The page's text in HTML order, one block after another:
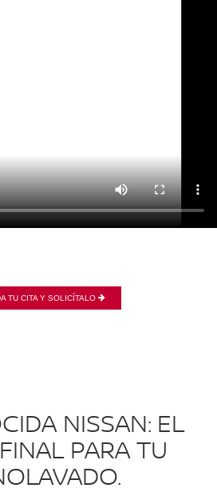
TU CITA Y SOLICÍTALO
NISSAN: EL
PARA TU